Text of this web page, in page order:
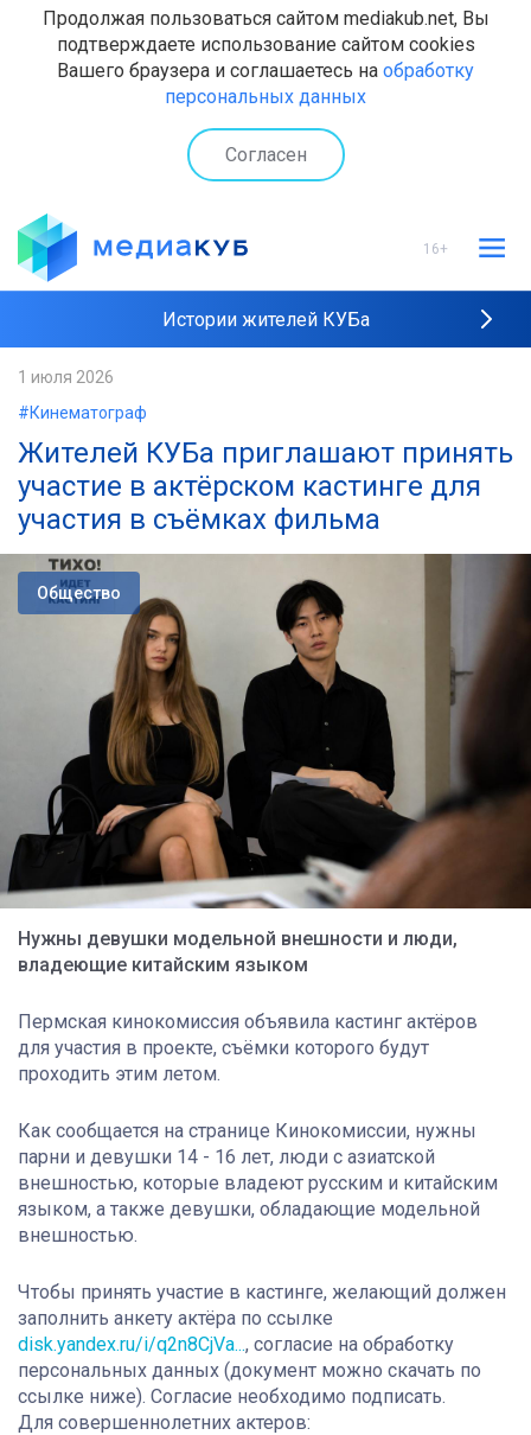
Продолжая пользоваться сайтом mediakub.net, Вы
подтверждаете использование сайтом cookies
Вашего браузера и соглашаетесь на обработку
персональных данных
Согласен
16+
Истории жителей КУБа
1 июля 2026
#Кинематограф
Жителей КУБа приглашают принять
участие в актёрском кастинге для
участия в съёмках фильма
Общество
Нужны девушки модельной внешности и люди,
владеющие китайским языком
Пермская кинокомиссия объявила кастинг актёров
для участия в проекте, съёмки которого будут
проходить этим летом.
Как сообщается на странице Кинокомиссии, нужны
парни и девушки 14 - 16 лет, люди с азиатской
внешностью, которые владеют русским и китайским
языком, а также девушки, обладающие модельной
внешностью.
Чтобы принять участие в кастинге, желающий должен
заполнить анкету актёра по ссылке
disk.yandex.ru/i/q2n8CjVa..., согласие на обработку
персональных данных (документ можно скачать по
ссылке ниже). Согласие необходимо подписать.
Для совершеннолетних актеров: